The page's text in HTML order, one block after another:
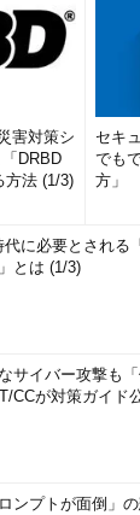
害対策シ
DRBD
方法 (1/3)
セキ
でも
方」
代に必要とされる
とは (1/3)
サイバー攻撃も
CCが対策ガイド
ロンプトが面倒」